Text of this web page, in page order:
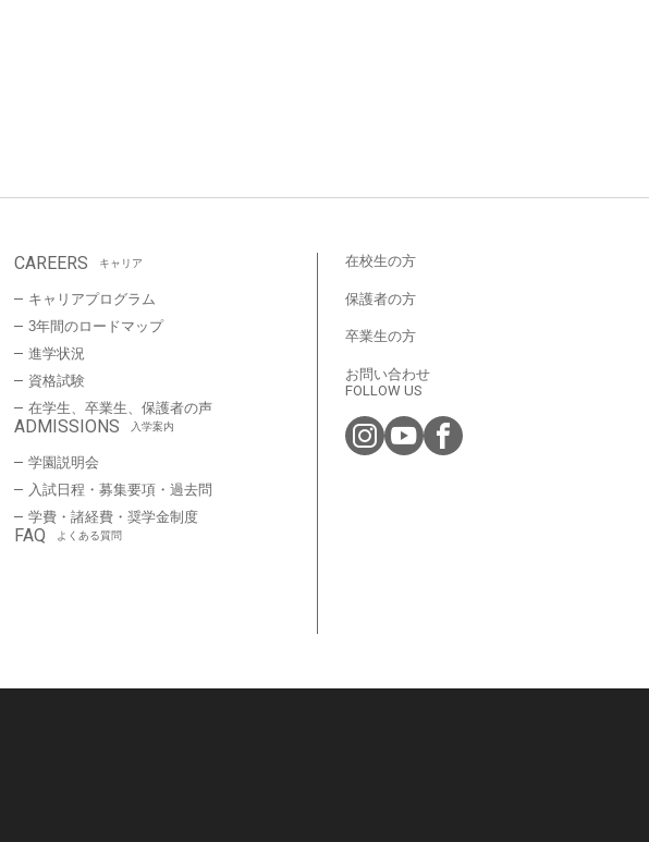
CAREERS キャリア
キャリアプログラム
3年間のロードマップ
進学状況
資格試験
在学生、卒業生、保護者の声
ADMISSIONS 入学案内
学園説明会
入試日程・募集要項・過去問
学費・諸経費・奨学金制度
FAQ よくある質問
在校生の方
保護者の方
卒業生の方
お問い合わせ
FOLLOW US